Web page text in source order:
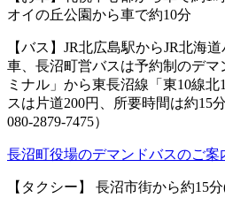
オイの丘公園から車で約10分
【バス】JR北広島駅からJR北海
車、長沼町営バスは予約制のデ
ミナル」から東長沼線「東10線
スは片道200円、所要時間は約15
080-2879-7475）
長沼町役場のデマンドバスのご案
【タクシー】 長沼市街から約15